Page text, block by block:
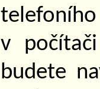
v
budete